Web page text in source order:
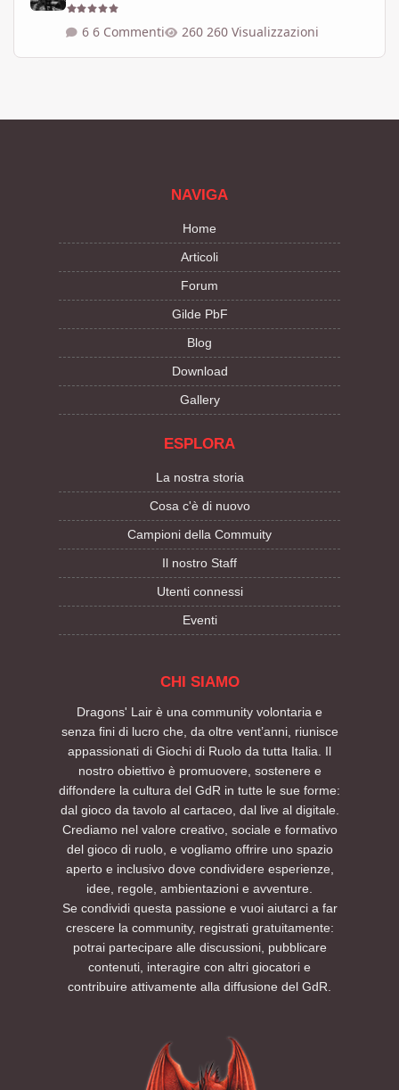
6 Commenti 260 Visualizzazioni
NAVIGA
Home
Articoli
Forum
Gilde PbF
Blog
Download
Gallery
ESPLORA
La nostra storia
Cosa c'è di nuovo
Campioni della Commuity
Il nostro Staff
Utenti connessi
Eventi
CHI SIAMO
Dragons' Lair è una community volontaria e
senza fini di lucro che, da oltre vent’anni, riunisce
appassionati di Giochi di Ruolo da tutta Italia. Il
nostro obiettivo è promuovere, sostenere e
diffondere la cultura del GdR in tutte le sue forme:
dal gioco da tavolo al cartaceo, dal live al digitale.
Crediamo nel valore creativo, sociale e formativo
del gioco di ruolo, e vogliamo offrire uno spazio
aperto e inclusivo dove condividere esperienze,
idee, regole, ambientazioni e avventure.
Se condividi questa passione e vuoi aiutarci a far
crescere la community, registrati gratuitamente:
potrai partecipare alle discussioni, pubblicare
contenuti, interagire con altri giocatori e
contribuire attivamente alla diffusione del GdR.